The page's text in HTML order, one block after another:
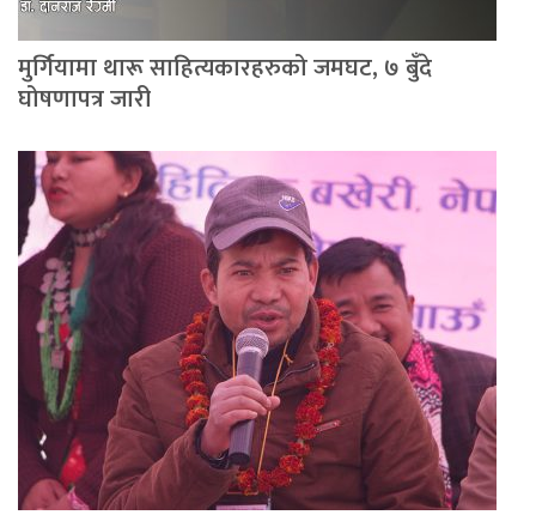
मुर्गियामा थारू साहित्यकारहरुको जमघट, ७ बुँदे
घोषणापत्र जारी